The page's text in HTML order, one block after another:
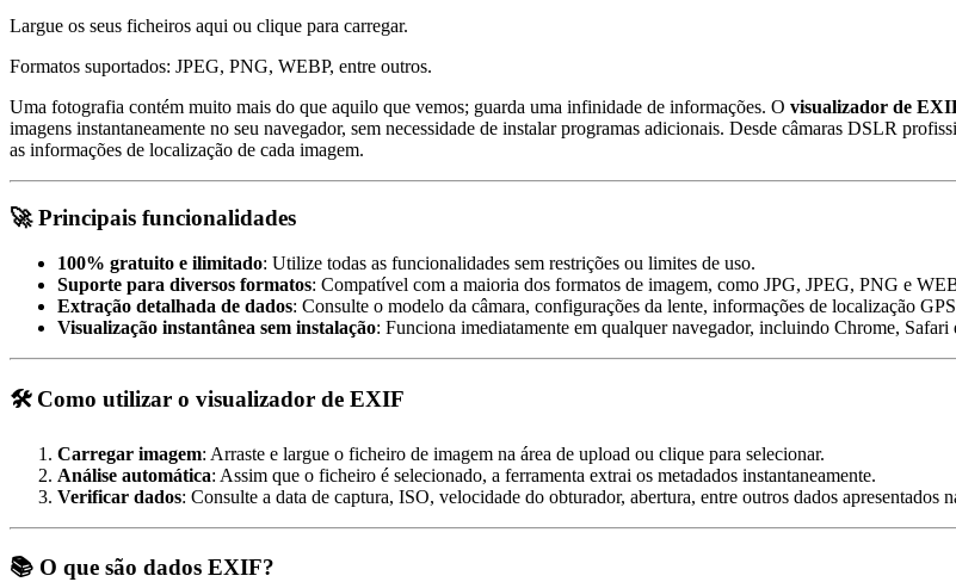
Largue os seus ficheiros aqui ou clique para carregar.
Formatos suportados: JPEG, PNG, WEBP, entre outros.
Uma fotografia contém muito mais do que aquilo que vemos; guarda uma infinidade de informações. O visualizador de
imagens instantaneamente no seu navegador, sem necessidade de instalar programas adicionais. Desde câmaras DSLR
as informações de localização de cada imagem.
🚀 Principais funcionalidades
100% gratuito e ilimitado: Utilize todas as funcionalidades sem restrições ou limites de uso.
Suporte para diversos formatos: Compatível com a maioria dos formatos de imagem, como JPG, JPEG, PNG e
Extração detalhada de dados: Consulte o modelo da câmara, configurações da lente, informações de localização
Visualização instantânea sem instalação: Funciona imediatamente em qualquer navegador, incluindo Chrome, Safari
🛠 Como utilizar o visualizador de EXIF
Carregar imagem: Arraste e largue o ficheiro de imagem na área de upload ou clique para selecionar.
Análise automática: Assim que o ficheiro é selecionado, a ferramenta extrai os metadados instantaneamente.
Verificar dados: Consulte a data de captura, ISO, velocidade do obturador, abertura, entre outros dados apresentados
📚 O que são dados EXIF?